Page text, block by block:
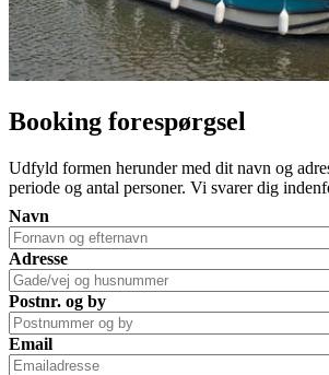
Booking forespørgsel
Udfyld formen herunder med dit navn og
periode og antal personer. Vi svarer dig
Navn
Adresse
Postnr. og by
Email